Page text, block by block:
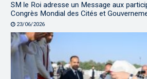
SM le Roi adresse un Message aux
Congrès Mondial des Cités et
23/06/2026